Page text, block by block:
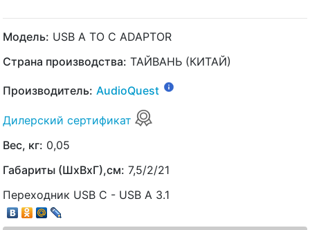
Модель: USB A TO C ADAPTOR
Страна производства: ТАЙВАНЬ (КИТАЙ)
Производитель: AudioQuest
Дилерский сертификат
Вес, кг: 0,05
Габариты (ШхВхГ),см: 7,5/2/21
Переходник USB C - USB A 3.1